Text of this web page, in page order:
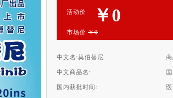
活动价 ￥0
市场价 ￥0
中文名:莫伯替尼
中文商品名:
国内获批时间: